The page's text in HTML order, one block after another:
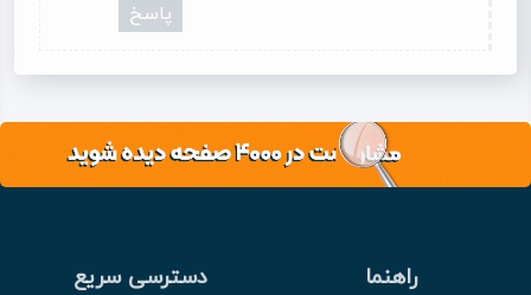
پاسخ
راهنما دسترسی سریع